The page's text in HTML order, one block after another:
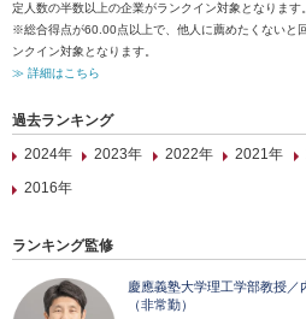
定人数の半数以上の企業がランクイン対象となります。
※総合得点が60.00点以上で、他人に薦めたくないと
ンクイン対象となります。
≫ 詳細はこちら
過去ランキング
2024年
2023年 2022年 2021年
2016年
ランキング監修
慶應義塾大学理工学部教授
（非常勤）